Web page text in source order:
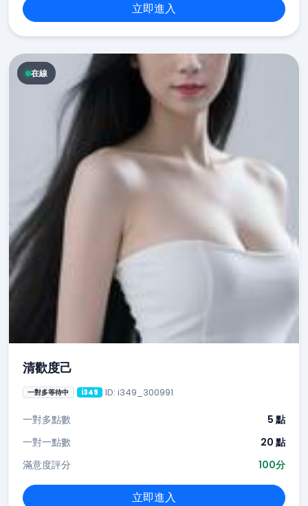
立即進入
在線
清歡度己
一對多等待中 i349 ID: i349_300991
一對多點數
5 點
一對一點數
20 點
滿意度評分
100分
立即進入